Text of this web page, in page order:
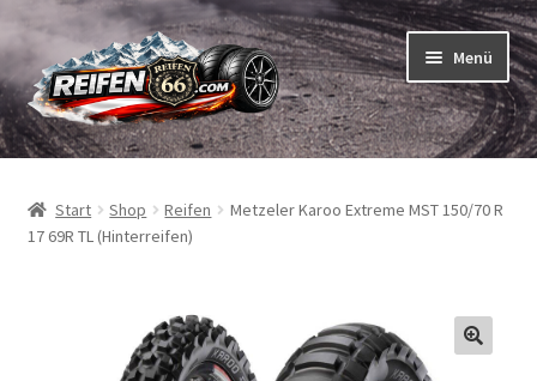
Zur
Navigation
springen
Zum
Inhalt
springen
Menü
Reifen
Schläuche
Start Shop Reifen
Metzeler Karoo Extreme MST 150/70 R
17 69R TL (Hinterreifen)